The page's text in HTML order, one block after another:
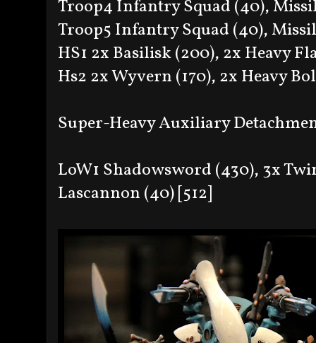
Troop4 Infantry Squad (40),
Troop5 Infantry Squad (40),
HS1 2x Basilisk (200), 2x Heavy
Hs2 2x Wyvern (170), 2x Heavy
Super-Heavy Auxiliary
LoW1 Shadowsword (430), 3x
Lascannon (40) [512]